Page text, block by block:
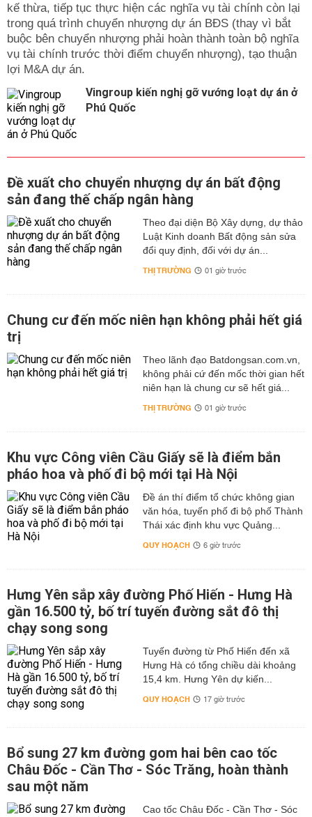
kế thừa, tiếp tục thực hiện các nghĩa vụ tài chính còn lại
trong quá trình chuyển nhượng dự án BĐS (thay vì bắt
buộc bên chuyển nhượng phải hoàn thành toàn bộ nghĩa
vụ tài chính trước thời điểm chuyển nhượng), tạo thuận
lợi M&A dự án.
Vingroup kiến nghị gỡ vướng loạt dự án ở
Phú Quốc
Đề xuất cho chuyển nhượng dự án bất động
sản đang thế chấp ngân hàng
Theo đại diện Bộ Xây dựng, dự thảo
Luật Kinh doanh Bất động sản sửa
đổi quy định, đối với dự án...
THỊ TRƯỜNG 01 giờ trước
Chung cư đến mốc niên hạn không phải hết giá
trị
Theo lãnh đạo Batdongsan.com.vn,
không phải cứ đến mốc thời gian hết
niên hạn là chung cư sẽ hết giá...
THỊ TRƯỜNG 01 giờ trước
Khu vực Công viên Cầu Giấy sẽ là điểm bắn
pháo hoa và phố đi bộ mới tại Hà Nội
Đề án thí điểm tổ chức không gian
văn hóa, tuyến phố đi bộ phố Thành
Thái xác định khu vực Quảng...
QUY HOẠCH 6 giờ trước
Hưng Yên sắp xây đường Phố Hiến - Hưng Hà
gần 16.500 tỷ, bố trí tuyến đường sắt đô thị
chạy song song
Tuyến đường từ Phố Hiến đến xã
Hưng Hà có tổng chiều dài khoảng
15,4 km. Hưng Yên dự kiến...
QUY HOẠCH 17 giờ trước
Bổ sung 27 km đường gom hai bên cao tốc
Châu Đốc - Cần Thơ - Sóc Trăng, hoàn thành
sau một năm
Cao tốc Châu Đốc - Cần Thơ - Sóc